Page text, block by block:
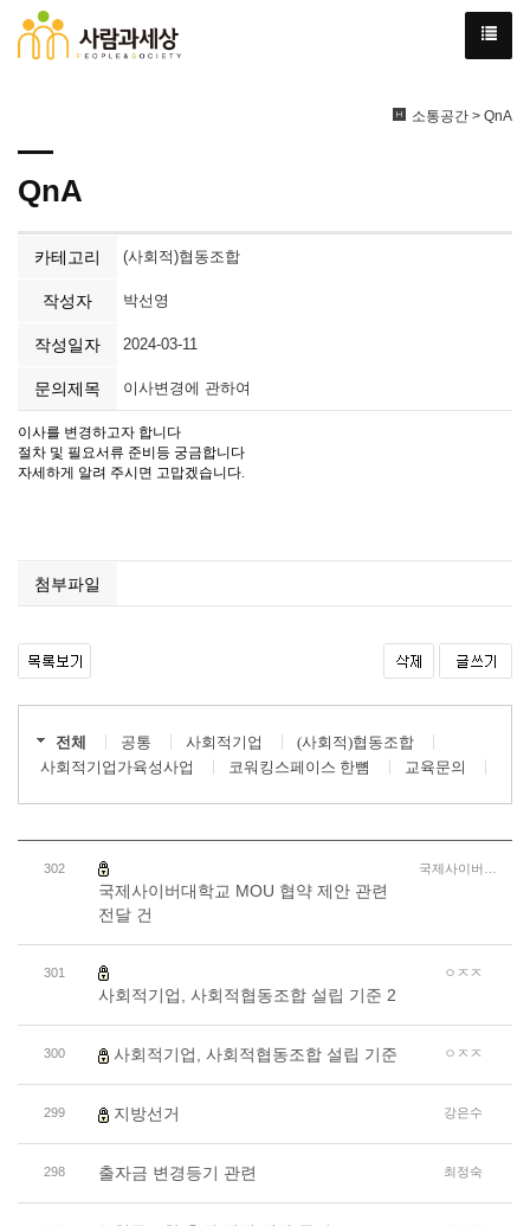
소통공간 > QnA
QnA
카테고리 (사회적)협동조합
작성자 박선영
작성일자 2024-03-11
문의제목 이사변경에 관하여
첨부파일
전체 공통 사회적기업
(사회적)협동조합
사회적기업가육성사업
코워킹스페이스 한뼘 교육문의
302
국제사이버대학교 MOU 협약 제안 관련
전달 건
301
사회적기업, 사회적협동조합 설립 기준 2
ㅇㅈㅈ
300 사회적기업, 사회적협동조합 설립 기준 ㅇㅈㅈ
299 지방선거 강은수
298 출자금 변경등기 관련 최정숙